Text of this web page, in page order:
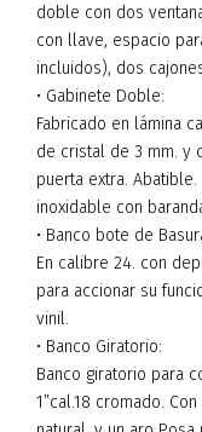
doble con dos
con llave, espacio
incluidos), dos
• Gabinete Doble:
Fabricado en lámina
de cristal de 3 mm. y
puerta extra.
inoxidable con
• Banco bote de
En calibre 24. con
para accionar su
vinil.
• Banco Giratorio:
Banco giratorio para
1”cal.18 cromado.